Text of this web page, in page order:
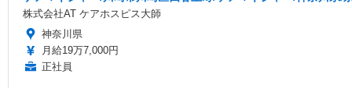
株式会社AT ケアホスピス大師
神奈川県
月給19万7,000円
正社員